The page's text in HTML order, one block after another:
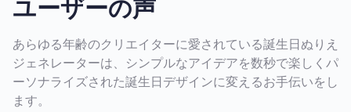
ユーザーの声
あらゆる年齢のクリエイターに愛されている誕生日ぬりえ
ジェネレーターは、シンプルなアイデアを数秒で楽しくパ
ーソナライズされた誕生日デザインに変えるお手伝いをし
ます。